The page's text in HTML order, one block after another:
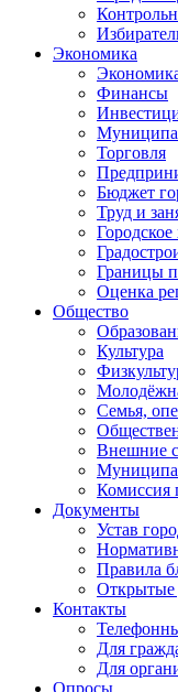
Экономика
Финансы
Торговля
Бюджет
Труд и
Городское
Границы
Оценка
Общество
Культура
Семья,
Внешние
Комиссия
Документы
Устав
Правила
Открытые
Контакты
Для
Для
Опросы